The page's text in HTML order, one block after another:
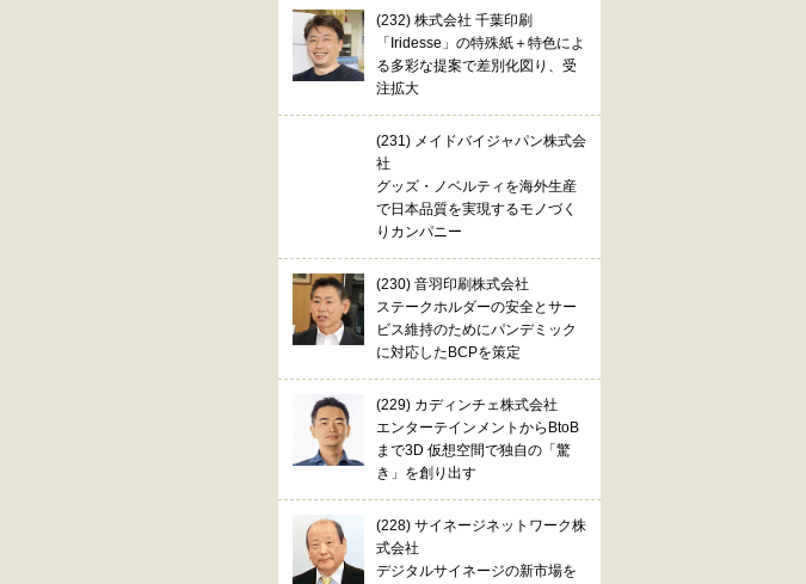
(232) 株式会社 千葉印刷
「Iridesse」の特殊紙＋特色によ
る多彩な提案で差別化図り、受
注拡大
(231) メイドバイジャパン株式会
社
グッズ・ノベルティを海外生産
で日本品質を実現するモノづく
りカンパニー
(230) 音羽印刷株式会社
ステークホルダーの安全とサー
ビス維持のためにパンデミック
に対応したBCPを策定
(229) カディンチェ株式会社
エンターテインメントからBtoB
まで3D 仮想空間で独自の「驚
き」を創り出す
(228) サイネージネットワーク株
式会社
デジタルサイネージの新市場を